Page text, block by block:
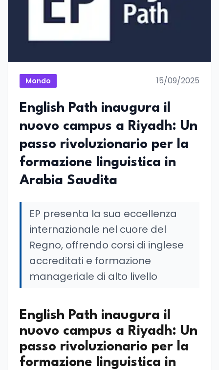
Mondo 15/09/2025
English Path inaugura il
nuovo campus a Riyadh: Un
passo rivoluzionario per la
formazione linguistica in
Arabia Saudita
EP presenta la sua eccellenza
internazionale nel cuore del
Regno, offrendo corsi di inglese
accreditati e formazione
manageriale di alto livello
English Path inaugura il
nuovo campus a Riyadh: Un
passo rivoluzionario per la
formazione linguistica in